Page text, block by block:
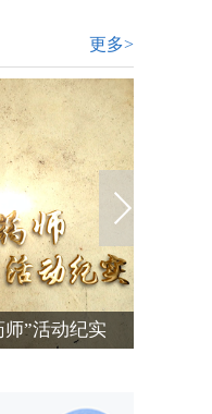
更多>
活动纪实